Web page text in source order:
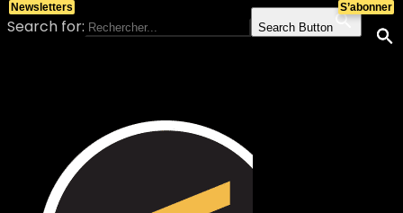
Search for: Search Button
S’abonner
Newsletters